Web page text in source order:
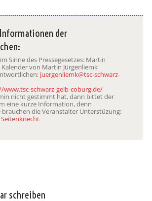
der
Sinne des Pressegesetzes: Martin
Kalender von Martin Jürgenliemk
juergenliemk@tsc-schwarz-
www.tsc-schwarz-gelb-coburg.de/
nicht gestimmt hat, dann bittet der
eine kurze Information, denn
brauchen die Veranstalter Unterstüzung:
schreiben